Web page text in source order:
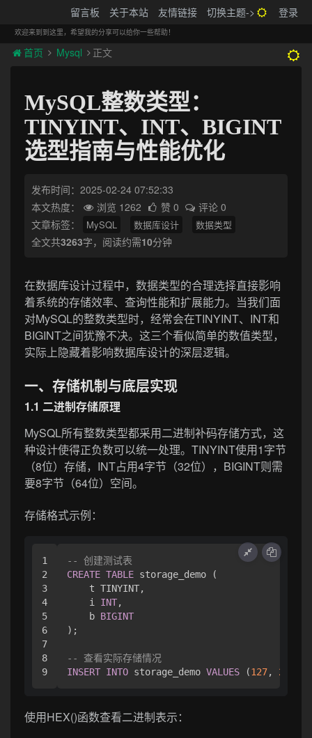
留言板 关于本站 友情链接 切换主题-> 登录
欢迎来到到这里，希望我的分享可以给你一些帮助！
首页 Mysql 正文
MySQL整数类型：
TINYINT、INT、BIGINT
选型指南与性能优化
发布时间：2025-02-24 07:52:33
本文热度：
浏览 1262 赞 0
评论 0
文章标签：
MySQL 数据库设计 数据类型
全文共3263字，阅读约需10分钟
在数据库设计过程中，数据类型的合理选择直接影响
着系统的存储效率、查询性能和扩展能力。当我们面
对MySQL的整数类型时，经常会在TINYINT、INT和
BIGINT之间犹豫不决。这三个看似简单的数值类型，
实际上隐藏着影响数据库设计的深层逻辑。
一、存储机制与底层实现
1.1 二进制存储原理
MySQL所有整数类型都采用二进制补码存储方式，这
种设计使得正负数可以统一处理。TINYINT使用1字节
（8位）存储，INT占用4字节（32位），BIGINT则需
要8字节（64位）空间。
存储格式示例：
1
2
3
4
5
6
7
8
-- 创建测试表
CREATE TABLE storage_demo (
    t TINYINT,
    i
INT,
    b
BIGINT
);
-- 查看实际存储情况
INSERT INTO storage_demo VALUES (127,
使用HEX()函数查看二进制表示：